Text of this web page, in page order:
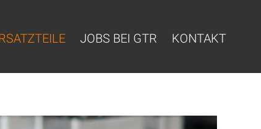
JOBS BEI GTR KONTAKT